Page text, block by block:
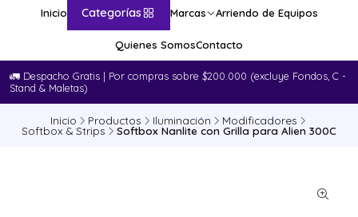
Inicio Categorías Marcas Arriendo de Equipos
Quienes SomosContacto
🚛​ Despacho Gratis | Por compras sobre $200.000 (excluye Fondos, C -
Stand & Maletas)
Inicio Productos Iluminación Modificadores
Softbox & Strips Softbox Nanlite con Grilla para Alien 300C